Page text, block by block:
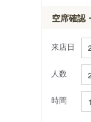
空席確認
来店日
人数
時間